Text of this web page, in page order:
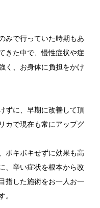
みで行っていた時期もあ
きた中で、慢性症状や症
く、お身体に負担をかけ
ずに、早期に改善して頂
カで現在も常にアップグ
ボキボキせずに効果も高
、辛い症状を根本から改
指した施術をお一人お一
。